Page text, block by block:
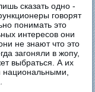
сказать одно -
говорят
понимать это
интересов они
не знают что это
загоняли в жопу,
выбраться. А их
национальными,